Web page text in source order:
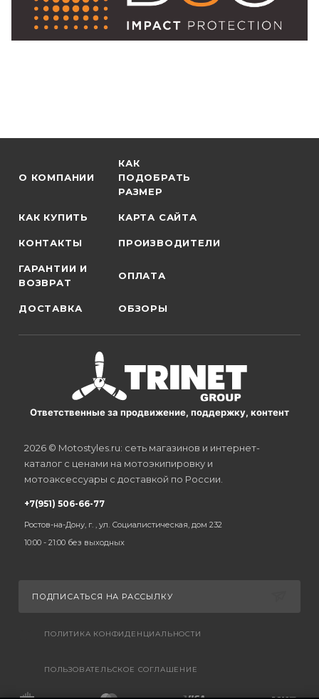
О КОМПАНИИ
КАК
ПОДОБРАТЬ
РАЗМЕР
КАК КУПИТЬ КАРТА САЙТА
КОНТАКТЫ ПРОИЗВОДИТЕЛИ
ГАРАНТИИ И
ВОЗВРАТ
ОПЛАТА
ДОСТАВКА ОБЗОРЫ
Ответственные за продвижение, поддержку, контент
2026 © Motostyles.ru: сеть магазинов и интернет-
каталог с ценами на мотоэкипировку и
мотоаксессуары с доставкой по России.
+7(951) 506-66-77
Ростов-на-Дону, г. , ул. Социалистическая, дом 232
10:00 - 21:00 без выходных
ПОДПИСАТЬСЯ НА РАССЫЛКУ
ПОЛИТИКА КОНФИДЕНЦИАЛЬНОСТИ
ПОЛЬЗОВАТЕЛЬСКОЕ СОГЛАШЕНИЕ